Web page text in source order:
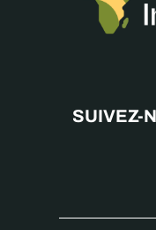
SUIVEZ-